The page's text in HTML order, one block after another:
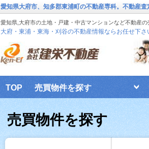
愛知県大府市、知多郡東浦町の不動産専科。不動産査
愛知県,大府市の土地・戸建・中古マンションなど不動産の
大府・東浦・東海・刈谷の不動産情報ならお任せ下さ
TOP 売買物件を探す
建栄不動産 個人情報保護方針
売買物件を探す